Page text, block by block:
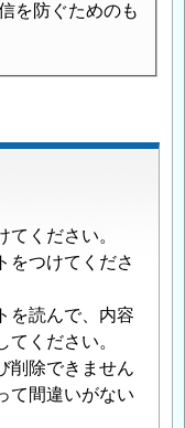
を防ぐためのも
ください。
をつけてくださ
を読んで、内容
ください。
削除できません
て間違いがない